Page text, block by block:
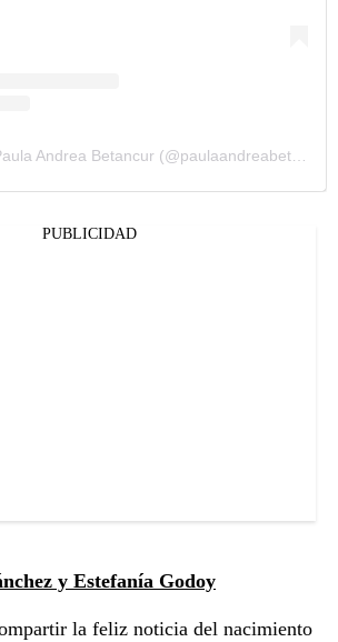
PUBLICIDAD
y Estefanía Godoy
la feliz noticia del nacimiento